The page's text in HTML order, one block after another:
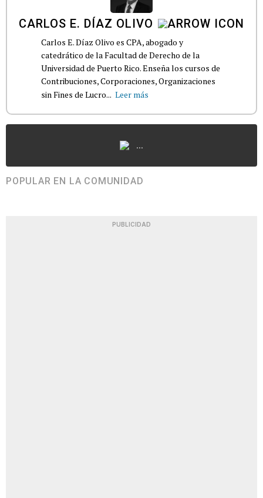
CARLOS E. DÍAZ OLIVO
Carlos E. Díaz Olivo es CPA, abogado y
catedrático de la Facultad de Derecho de la
Universidad de Puerto Rico. Enseña los cursos de
Contribuciones, Corporaciones, Organizaciones
sin Fines de Lucro... Leer más
...
POPULAR EN LA COMUNIDAD
PUBLICIDAD